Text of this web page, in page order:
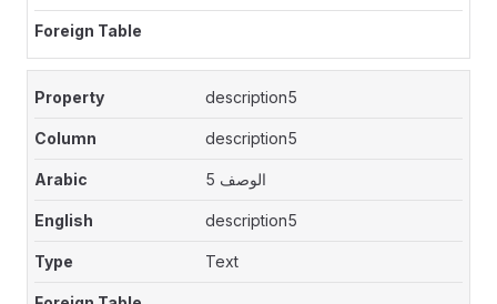
description5
description5
الوصف 5
description5
Text